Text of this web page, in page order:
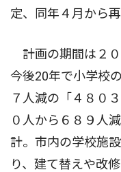
定、同年４月から
計画の期間は２
今後20年で小学校
７人減の「４８０
０人から６８９人
計。市内の学校施
り、建て替えや改